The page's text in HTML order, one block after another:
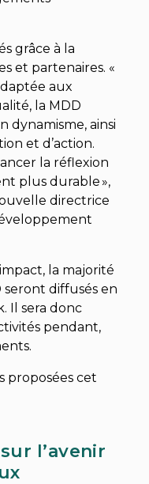
grâce à la
et partenaires. «
aux
la MDD
dynamisme, ainsi
et d’action.
la réflexion
plus durable »,
directrice
la majorité
seront diffusés en
Il sera donc
pendant,
proposées cet
l’avenir